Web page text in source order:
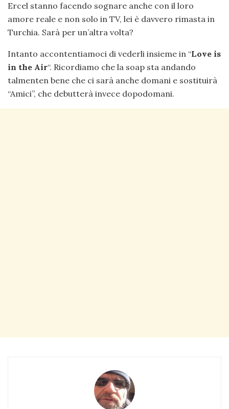
Ercel stanno facendo sognare anche con il loro
amore reale e non solo in TV, lei è davvero rimasta in
Turchia. Sarà per un’altra volta?
Intanto accontentiamoci di vederli insieme in “Love is
in the Air“. Ricordiamo che la soap sta andando
talmenten bene che ci sarà anche domani e sostituirà
“Amici”, che debutterà invece dopodomani.